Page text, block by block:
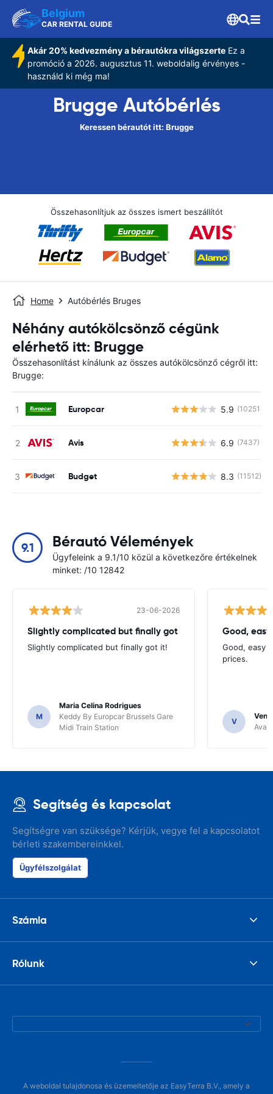
Belgium
CAR RENTAL GUIDE
Akár 20% kedvezmény a bérautókra világszerteEz a
promóció a 2026. augusztus 11. weboldalig érvényes -
használd ki még ma!
Brugge Autóbérlés
Keressen bérautót itt: Brugge
Összehasonlítjuk az összes ismert beszállítót
Home Autóbérlés Bruges
Néhány autókölcsönző cégünk
elérhető itt: Brugge
Összehasonlítást kínálunk az összes autókölcsönző cégről itt:
Brugge:
Europcar 5.9 (10251)
Avis 6.9 (7437)
Budget 8.3 (11512)
9.1 Bérautó Vélemények
Ügyfeleink a 9.1/10 közül a következőre értékelnek
minket: /10 12842
23-06-2026
Slightly complicated but finally got
Slightly complicated but finally got it!
M
Maria Celina Rodrigues
Keddy By Europcar Brussels Gare
Midi Train Station
Good,
Good, easy
prices.
V
Segítség és kapcsolat
Segítségre van szüksége? Kérjük, vegye fel a kapcsolatot
bérleti szakembereinkkel.
Ügyfélszolgálat
Számla
Rólunk
A weboldal tulajdonosa és üzemeltetője az EasyTerra B.V., amely a